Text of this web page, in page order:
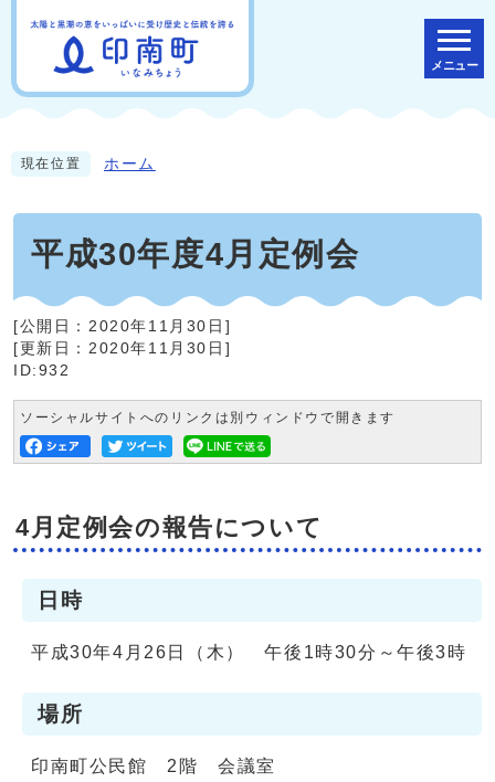
メニュー
現在位置 ホーム
平成30年度4月定例会
[公開日： 2020年11月30日 ]
[更新日： 2020年11月30日 ]
ID:932
ソーシャルサイトへのリンクは別ウィンドウで開きます
4月定例会の報告について
日時
平成30年4月26日（木） 午後1時30分～午後3時
場所
印南町公民館 2階 会議室